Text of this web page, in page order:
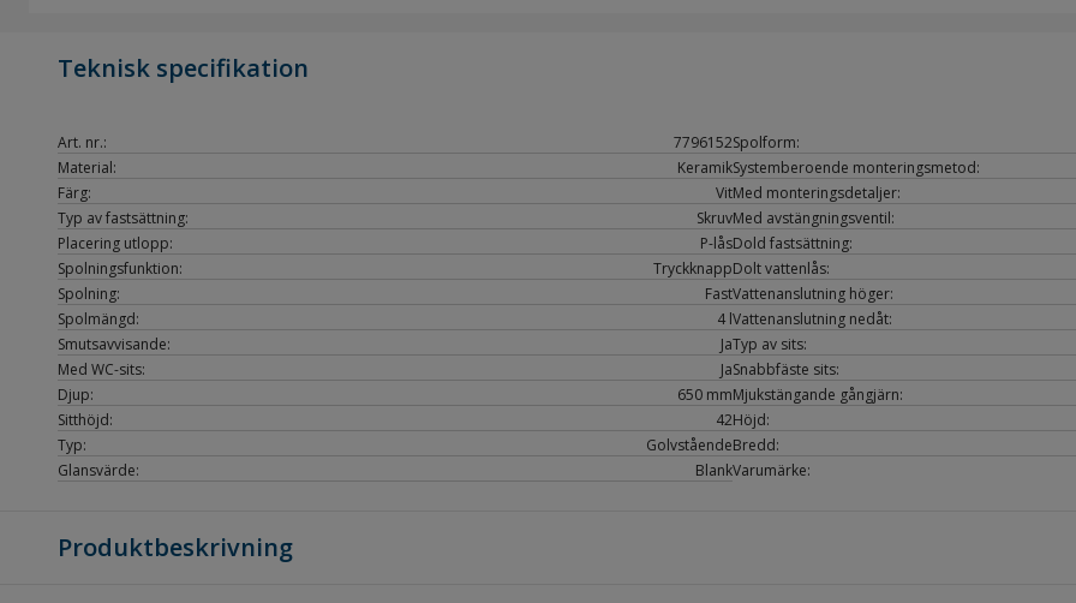
Teknisk specifikation
Art. nr.:
7796152
Material:
Keramik
Färg:
Vit
Typ av fastsättning:
Skruv
Placering utlopp:
P-lås
Spolningsfunktion:
Tryckknapp
Spolning:
Fast
Spolmängd:
4 l
Smutsavvisande:
Ja
Med WC-sits:
Ja
Djup:
650 mm
Sitthöjd:
42
Typ:
Golvstående
Glansvärde:
Blank
Spolform:
Systemberoende monteringsmetod:
Med monteringsdetaljer:
Med avstängningsventil:
Dold fastsättning:
Dolt vattenlås:
Vattenanslutning höger:
Vattenanslutning nedåt:
Typ av sits:
Snabbfäste sits:
Mjukstängande gångjärn:
Höjd:
Bredd:
Varumärke:
Produktbeskrivning